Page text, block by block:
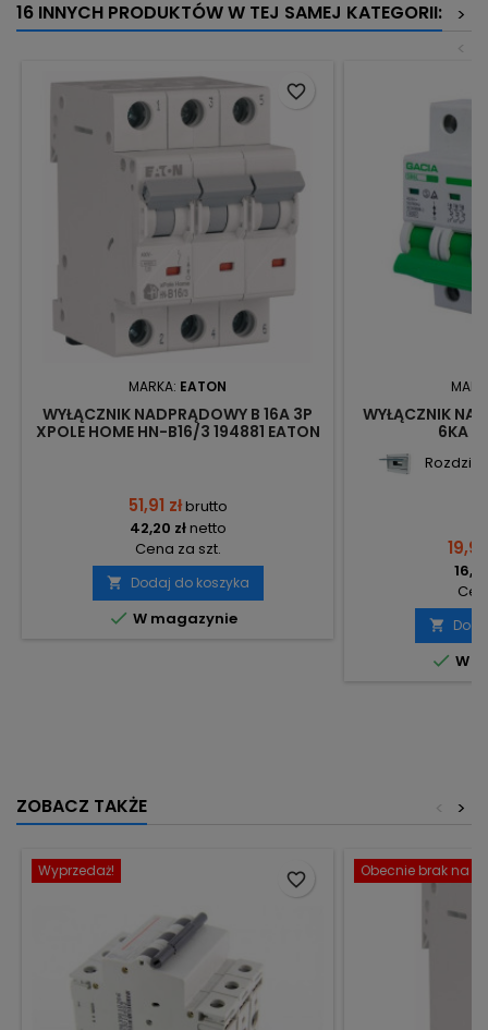
16 INNYCH PRODUKTÓW W TEJ SAMEJ KATEGORII:
>
<
MARKA: EATON
WYŁĄCZNIK NADPRĄDOWY B 16A 3P
XPOLE HOME HN-B16/3 194881 EATON
51,91 złbrutto
42,20 złnetto
Cena za szt.
 Dodaj do koszyka
 W magazynie
favorite_border
WYŁĄCZNIK
6KA

 W
ZOBACZ TAKŻE >
<
Wyprzedaż! favorite_border Obecnie brak na